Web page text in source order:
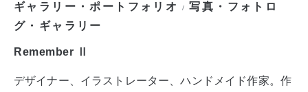
ギャラリー・ポートフォリオ /写真・フォトロ
グ・ギャラリー
Remember Ⅱ
デザイナー、イラストレーター、ハンドメイド作家。作